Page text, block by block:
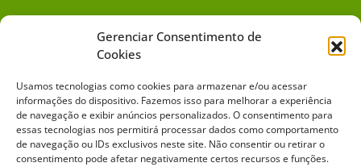
Gerenciar Consentimento de
Cookies
Usamos tecnologias como cookies para armazenar e/ou acessar
informações do dispositivo. Fazemos isso para melhorar a experiência
de navegação e exibir anúncios personalizados. O consentimento para
essas tecnologias nos permitirá processar dados como comportamento
de navegação ou IDs exclusivos neste site. Não consentir ou retirar o
consentimento pode afetar negativamente certos recursos e funções.
Mídia Kit